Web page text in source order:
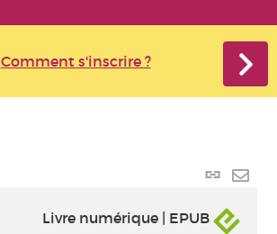
Comment s'inscrire ?
Lien
Livre numérique | EPUB